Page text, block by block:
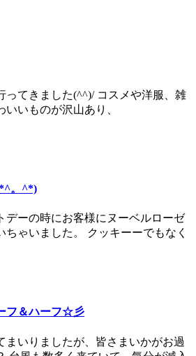
ってきました(^^)/ コスメや洋服、雑
いものが沢山あり、
。^*)
デーの時にお客様にヌーベルローゼ
ちゃいました。 クッキーーでもなく
フ＆ハーフ☆彡
まいりましたが、皆さまいかがお過